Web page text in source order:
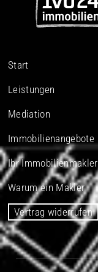
Start
Leistungen
Mediation
Immobilienangebote
Ihr Immobilienmakler
Warum ein Makler
Vertrag widerrufen